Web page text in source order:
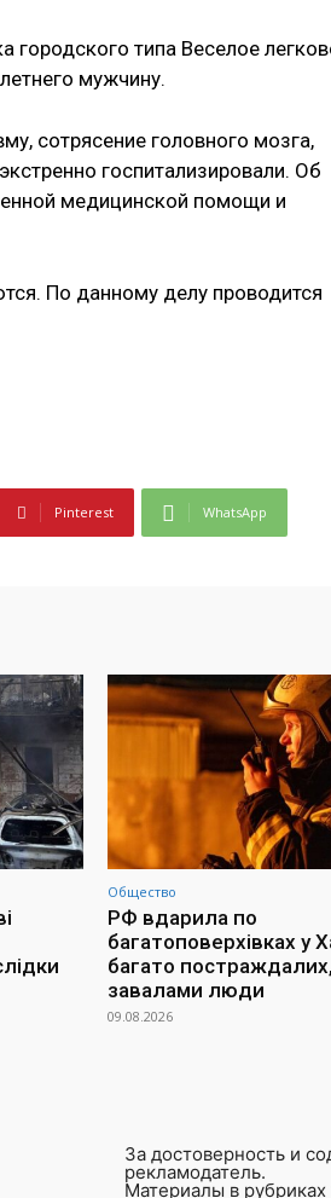
городского типа Веселое
мужчину.
сотрясение головного мозга,
госпитализировали. Об
медицинской помощи и
По данному делу проводится
Pinterest WhatsApp
Общество
РФ вдарила по
багатоповерхівках у
багато
завалами люди
09.08.2026
За достоверность и
рекламодатель.
Материалы в рубриках